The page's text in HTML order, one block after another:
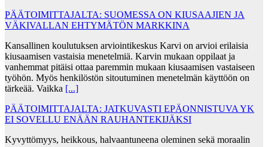
PÄÄTOIMITTAJALTA: SUOMESSA ON KIUSAAJIEN JA
VÄKIVALLAN EHTYMÄTÖN MARKKINA
Kansallinen koulutuksen arviointikeskus Karvi on arvioi erilaisia
kiusaamisen vastaisia menetelmiä. Karvin mukaan oppilaat ja
vanhemmat pitäisi ottaa paremmin mukaan kiusaamisen vastaiseen
työhön. Myös henkilöstön sitoutuminen menetelmän käyttöön on
tärkeää. Vaikka [...]
PÄÄTOIMITTAJALTA: JATKUVASTI EPÄONNISTUVA YK
EI SOVELLU ENÄÄN RAUHANTEKIJÄKSI
Kyvyttömyys, heikkous, halvaantuneena oleminen sekä moraalin